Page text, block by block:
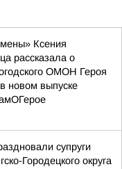
Ксения
рассказала о
ОМОН Героя
новом выпуске
супруги
Городецкого округа